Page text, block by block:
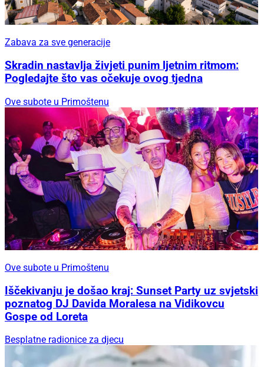
Zabava za sve generacije
Skradin nastavlja živjeti punim ljetnim ritmom:
Pogledajte što vas očekuje ovog tjedna
Ove subote u Primoštenu
Ove subote u Primoštenu
Iščekivanju je došao kraj: Sunset Party uz svjetski
poznatog DJ Davida Moralesa na Vidikovcu
Gospe od Loreta
Besplatne radionice za djecu